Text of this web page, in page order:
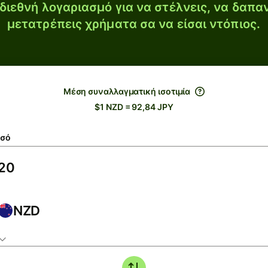
λογαριασμό για να στέλνεις, να
μετατρέπεις χρήματα σα να είσαι ντόπιος.
Μέση συναλλαγματική ισοτιμία
$1 NZD = 92,84 JPY
NZD